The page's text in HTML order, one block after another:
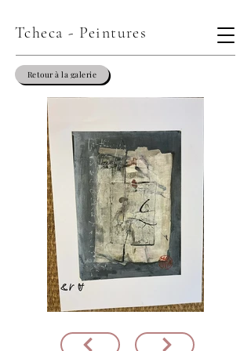
Tcheca - Peintures
Retour à la galerie